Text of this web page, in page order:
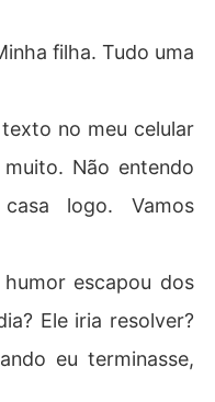
filha. Tudo uma
no meu celular
Não entendo
logo. Vamos
escapou dos
Ele iria resolver?
eu terminasse,